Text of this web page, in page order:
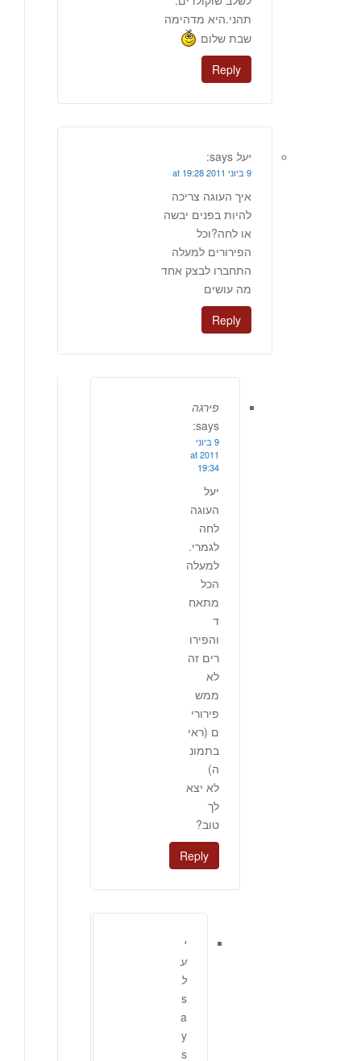
תהני.היא מדהימה
שבת שלום
Reply
יעל says:
9 ביוני 2011 at 19:28
איך העוגה צריכה
להיות בפנים יבשה
או לחה?וכל
הפירורים למעלה
התחברו לבצק אחד
מה עושים
Reply
פירגה
says:
9 ביוני
2011 at
19:34
יעל
העוגה
לחה
לגמרי.
למעלה
הכל
מתאח
ד
והפירו
רים זה
לא
ממש
פירורי
ם (ראי
בתמונ
ה)
לא יצא
לך
טוב?
Reply
י
ע
ל
s
a
y
s